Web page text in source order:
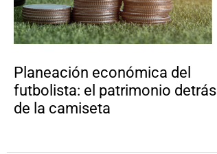
Planeación económica del
futbolista: el patrimonio detrás
de la camiseta